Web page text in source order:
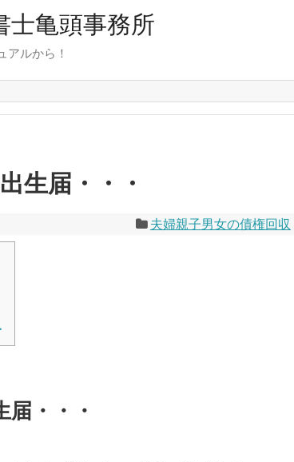
士亀頭事務所
アルから！
生届・・・
夫婦親子男女の債権回収
・・・